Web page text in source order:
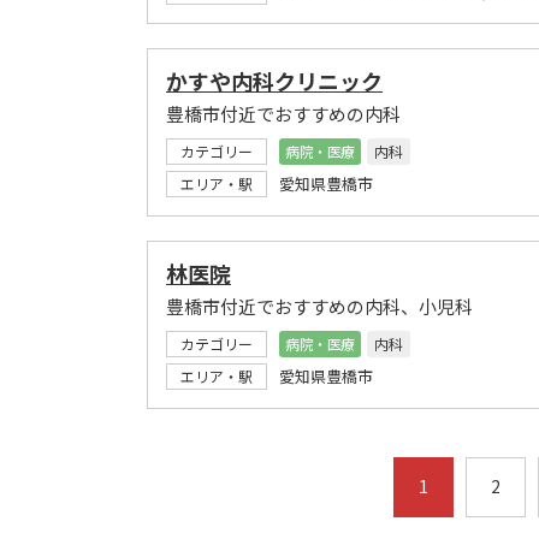
かすや内科クリニック
豊橋市付近でおすすめの内科
カテゴリー 病院・医療
内科
エリア・駅
愛知県豊橋市
林医院
豊橋市付近でおすすめの内科、小児科
カテゴリー 病院・医療
内科
エリア・駅
愛知県豊橋市
1 2